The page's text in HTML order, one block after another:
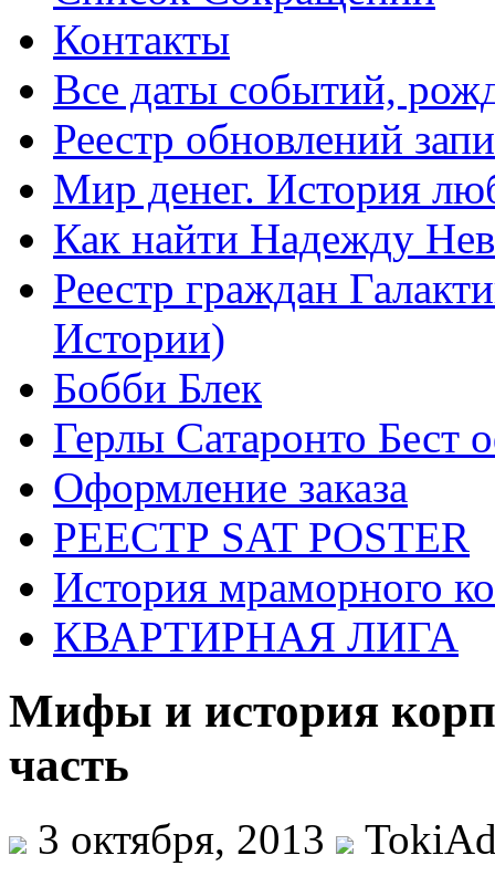
Контакты
Все даты событий,
Реестр обновлений
Мир денег. История
Как найти Надежду
Реестр граждан
Истории)
Бобби Блек
Герлы Сатаронто Бест
Оформление заказа
РЕЕСТР SAT POSTER
История мраморного
КВАРТИРНАЯ ЛИГА
Мифы и история
часть
3 октября, 2013